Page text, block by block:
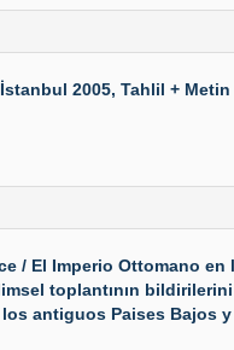
2005, Tahlil + Metin
/ El Imperio Ottomano
toplantının bildirilerini
antiguos Paises Bajos